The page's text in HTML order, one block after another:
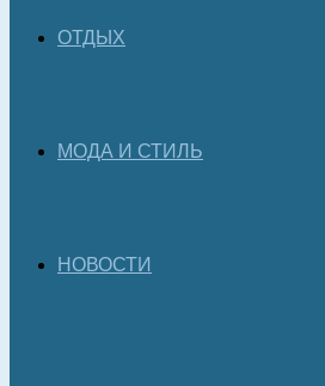
ОТДЫХ
МОДА И СТИЛЬ
НОВОСТИ